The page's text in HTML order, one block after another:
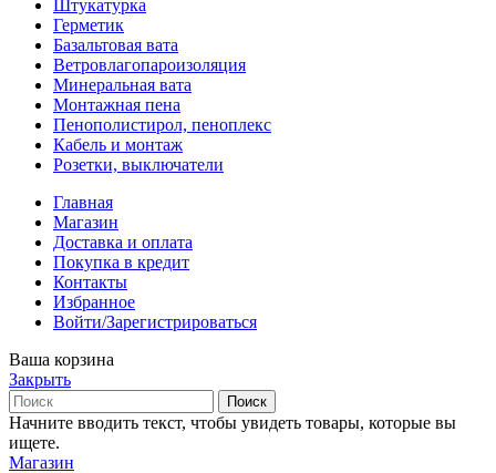
Штукатурка
Герметик
Базальтовая вата
Ветровлагопароизоляция
Минеральная вата
Монтажная пена
Пенополистирол, пеноплекс
Кабель и монтаж
Розетки, выключатели
Главная
Магазин
Доставка и оплата
Покупка в кредит
Контакты
Избранное
Войти/Зарегистрироваться
Ваша корзина
Закрыть
Поиск
Начните вводить текст, чтобы увидеть товары, которые вы
ищете.
Магазин